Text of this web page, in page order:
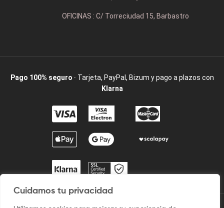
Cuidamos tu privacidad
OFICINAS : C/ Torreciudad 15, Barbastro
Pago 100% seguro · Tarjeta, PayPal, Bizum y pago a plazos con
Klarna